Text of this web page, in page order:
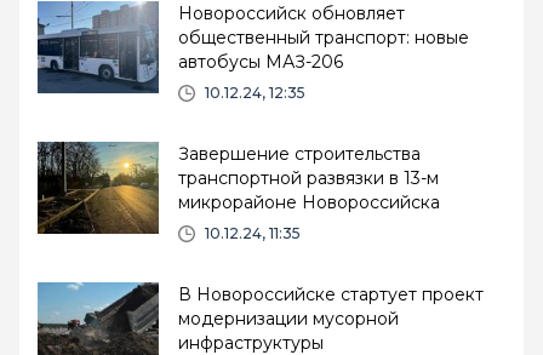
Новороссийск обновляет
общественный транспорт: новые
автобусы МАЗ-206
10.12.24, 12:35
Завершение строительства
транспортной развязки в 13-м
микрорайоне Новороссийска
10.12.24, 11:35
В Новороссийске стартует проект
модернизации мусорной
инфраструктуры